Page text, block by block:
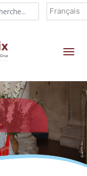
Français